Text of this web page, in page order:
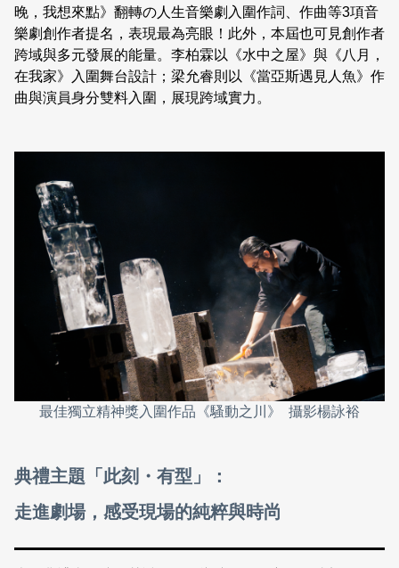
晚，我想來點》翻轉の人生音樂劇入圍作詞、作曲等3項音
樂劇創作者提名，表現最為亮眼！此外，本屆也可見創作者
跨域與多元發展的能量。李柏霖以《水中之屋》與《八月，
在我家》入圍舞台設計；梁允睿則以《當亞斯遇見人魚》作
曲與演員身分雙料入圍，展現跨域實力。
最佳獨立精神獎入圍作品《騷動之川》 攝影楊詠裕
典禮主題「此刻・有型」：
走進劇場，感受現場的純粹與時尚